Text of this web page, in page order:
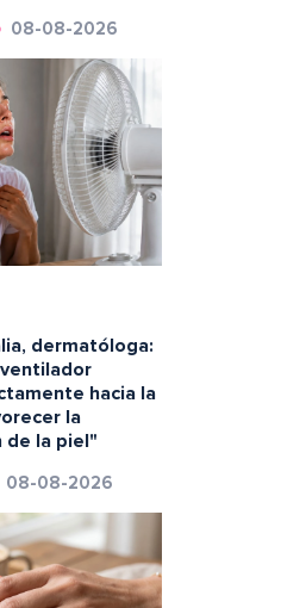
08-08-2026
dermatóloga:
hacia la
la
de la piel"
08-08-2026